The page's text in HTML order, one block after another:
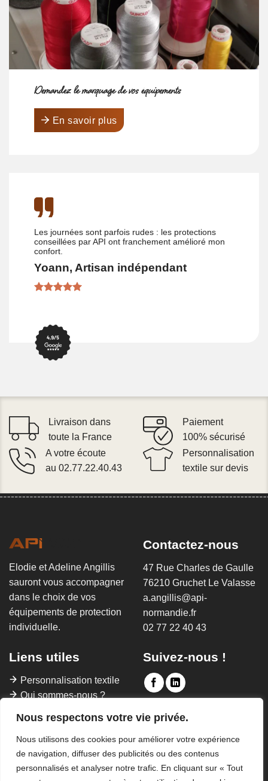
Nous respectons votre vie privée.
Nous utilisons des cookies pour améliorer votre expérience
de navigation, diffuser des publicités ou des contenus
personnalisés et analyser notre trafic. En cliquant sur « Tout
Demandez le marquage de vos équipements
En savoir plus
Les journées sont parfois rudes : les protections
conseillées par API ont franchement amélioré mon
confort.
Yoann, Artisan indépendant
Livraison dans
toute la France
Paiement
100% sécurisé
A votre écoute
au 02.77.22.40.43
Personnalisation
textile sur devis
Elodie et Adeline Angillis
sauront vous accompagner
dans le choix de vos
équipements de protection
individuelle.
Contactez-nous
47 Rue Charles de Gaulle
76210 Gruchet Le Valasse
a.angillis@api-
normandie.fr
02 77 22 40 43
Liens utiles
Personnalisation textile
Qui sommes-nous ?
Suivez-nous !